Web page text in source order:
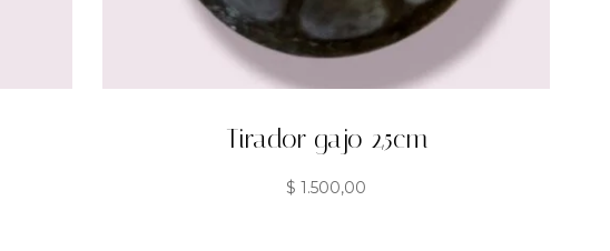
Tirador gajo 2,5cm
$ 1.500,00